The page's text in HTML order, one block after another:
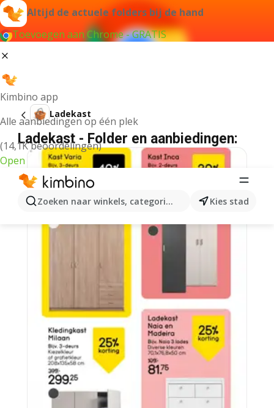
Altijd de actuele folders bij de hand
Toevoegen aan Chrome - GRATIS
Kimbino app
Alle aanbiedingen op één plek
(14,1K beoordelingen)
Open
Zoeken naar winkels, categorieën, producten...
Kies stad
Ladekast
Ladekast - Folder en aanbiedingen: